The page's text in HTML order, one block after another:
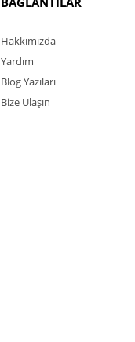
Hakkımızda
Yardım
Blog Yazıları
Bize Ulaşın